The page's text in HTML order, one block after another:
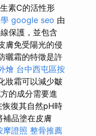
素C的活性形
google seo 由
保護，並包含
膚免受陽光的侵
曬霜的特徵是許
燴 台中西屯區按
妝霜可以減少皺
的成分需要進
恢復其自然pH時
補品塗在皮膚
摩證照 整骨推薦